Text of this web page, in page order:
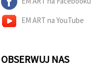
EM ART na YouTube
OBSERWUJ NAS